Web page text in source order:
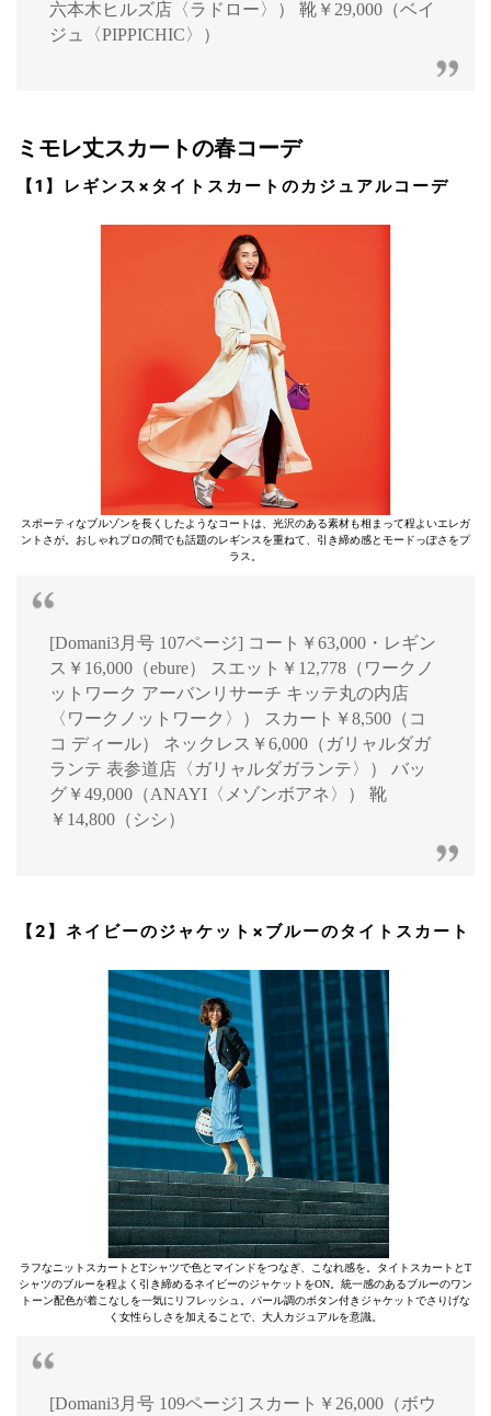
六本木ヒルズ店〈ラドロー〉） 靴￥29,000（ベイ
ジュ〈PIPPICHIC〉）
ミモレ丈スカートの春コーデ
【1】レギンス×タイトスカートのカジュアルコーデ
スポーティなブルゾンを長くしたようなコートは、光沢のある素材も相まって程よいエレガ
ントさが。おしゃれプロの間でも話題のレギンスを重ねて、引き締め感とモードっぽさをプ
ラス。
[Domani3月号 107ページ] コート￥63,000・レギン
ス￥16,000（ebure） スエット￥12,778（ワークノ
ットワーク アーバンリサーチ キッテ丸の内店
〈ワークノットワーク〉） スカート￥8,500（コ
コ ディール） ネックレス￥6,000（ガリャルダガ
ランテ 表参道店〈ガリャルダガランテ〉） バッ
グ￥49,000（ANAYI〈メゾンボアネ〉） 靴
￥14,800（シシ）
【2】ネイビーのジャケット×ブルーのタイトスカート
ラフなニットスカートとTシャツで色とマインドをつなぎ、こなれ感を。タイトスカートとT
シャツのブルーを程よく引き締めるネイビーのジャケットをON。統一感のあるブルーのワン
トーン配色が着こなしを一気にリフレッシュ。パール調のボタン付きジャケットでさりげな
く女性らしさを加えることで、大人カジュアルを意識。
[Domani3月号 109ページ] スカート￥26,000（ボウ